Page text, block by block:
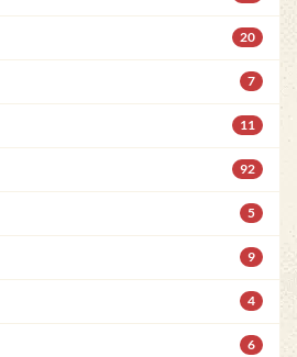
20
7
11
92
5
9
4
6